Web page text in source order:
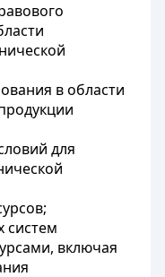
в области
для
систем
включая